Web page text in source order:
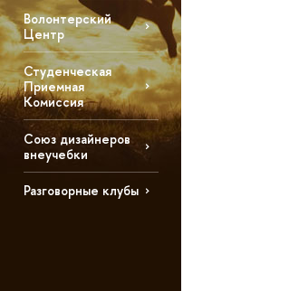
Волонтерский
Центр
Студенческая
Приемная
Комиссия
Союз дизайнеров
внеучебки
Разговорные клубы